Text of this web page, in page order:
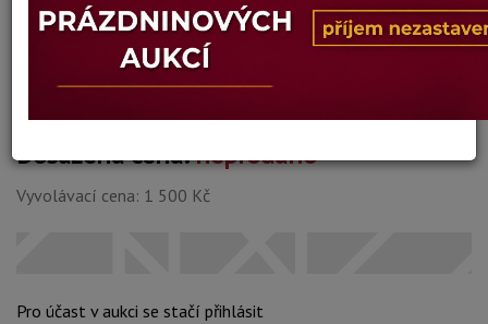
Konec dražby: 09.06.2026 20:06 SELČ
Dosažená cena:neprodáno
Vyvolávací cena: 1 500 Kč
Pro účast v aukci se stačí přihlásit